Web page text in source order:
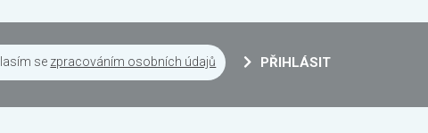
se zpracováním osobních údajů PŘIHLÁSIT